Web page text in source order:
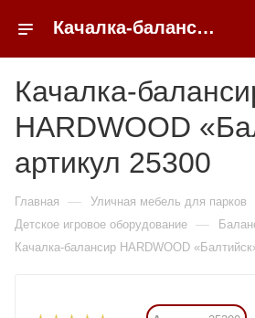
Качалка-балансир HARDWOOD «Балтийск» купить в Москве от 136 080 ₽ - 0FFER
Качалка-
HARDWOOD
артикул 25300
Главная — Уличная мебель для парков
Детское игровое оборудование —
Качалка-балансир HARDWOOD